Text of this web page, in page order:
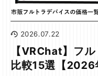
2026.07.22
【VRChat】フ
比較15選【2026